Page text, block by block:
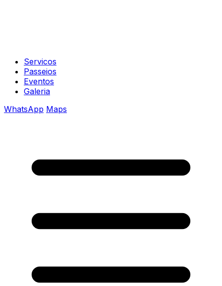
Servicos
Passeios
Eventos
Galeria
WhatsApp Maps